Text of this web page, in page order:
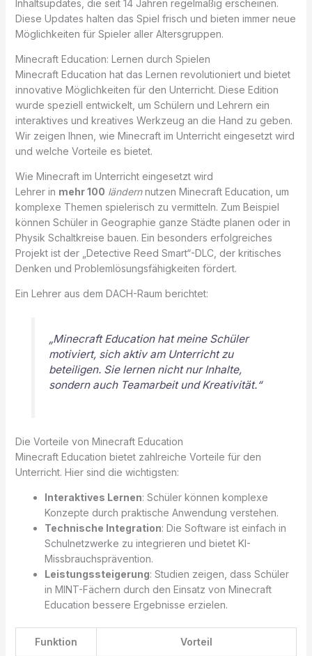
Inhaltsupdates, die seit 14 Jahren regelmäßig erscheinen.
Diese Updates halten das Spiel frisch und bieten immer neue
Möglichkeiten für Spieler aller Altersgruppen.
Minecraft Education: Lernen durch Spielen
Minecraft Education hat das Lernen revolutioniert und bietet
innovative Möglichkeiten für den Unterricht. Diese Edition
wurde speziell entwickelt, um Schülern und Lehrern ein
interaktives und kreatives Werkzeug an die Hand zu geben.
Wir zeigen Ihnen, wie Minecraft im Unterricht eingesetzt wird
und welche Vorteile es bietet.
Wie Minecraft im Unterricht eingesetzt wird
Lehrer in mehr 100 ländernnutzen Minecraft Education, um
komplexe Themen spielerisch zu vermitteln. Zum Beispiel
können Schüler in Geographie ganze Städte planen oder in
Physik Schaltkreise bauen. Ein besonders erfolgreiches
Projekt ist der „Detective Reed Smart“-DLC, der kritisches
Denken und Problemlösungsfähigkeiten fördert.
Ein Lehrer aus dem DACH-Raum berichtet:
„Minecraft Education hat meine Schüler
motiviert, sich aktiv am Unterricht zu
beteiligen. Sie lernen nicht nur Inhalte,
sondern auch Teamarbeit und Kreativität.“
Die Vorteile von Minecraft Education
Minecraft Education bietet zahlreiche Vorteile für den
Unterricht. Hier sind die wichtigsten:
Interaktives Lernen: Schüler können komplexe
Konzepte durch praktische Anwendung verstehen.
Technische Integration: Die Software ist einfach in
Schulnetzwerke zu integrieren und bietet KI-
Missbrauchsprävention.
Leistungssteigerung: Studien zeigen, dass Schüler
in MINT-Fächern durch den Einsatz von Minecraft
Education bessere Ergebnisse erzielen.
Funktion Vorteil